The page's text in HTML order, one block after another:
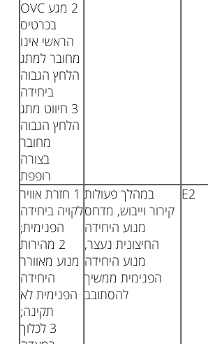
2 מגע OVC
בכרטיס
הראשי אינו
מחובר למתג
הלחץ הגבוה
ביחידה
3 חיווט מתג
הלחץ הגבוה
מחובר
בצורה
רופפת
E2
במהלך פעולות
קירור וייבוש, מדחס
מנוע היחידה
החיצונית נעצר,
מנוע היחידה
הפנימית ממשיך
להסתובב
1 חזרת אוויר
לקויה ביחידה
הפנימית;
2 מהירות
מנוע מאוורר
היחידה
הפנימית לא
תקינה;
3 לכלוך